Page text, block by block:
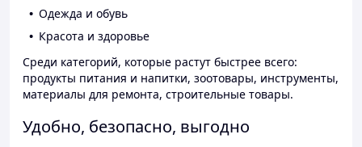
Одежда и обувь
Красота и здоровье
Среди категорий, которые растут быстрее всего:
продукты питания и напитки, зоотовары, инструменты,
материалы для ремонта, строительные товары.
Удобно, безопасно, выгодно